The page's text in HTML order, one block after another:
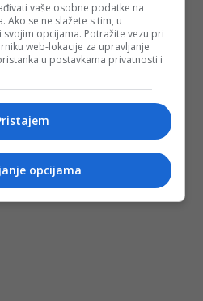
vaše osobne podatke na
Ako se ne slažete s tim, u
opcijama. Potražite vezu pri
web-lokacije za upravljanje
u postavkama privatnosti i
opcijama